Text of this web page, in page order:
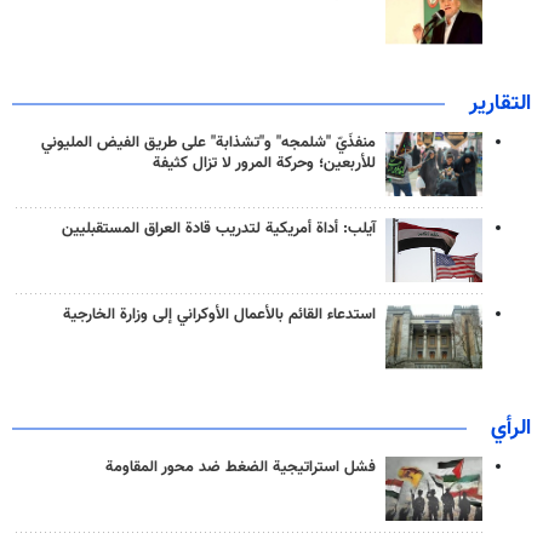
التقارير
منفذَيّ "شلمجه" و"تشذابة" على طريق الفيض المليوني
للأربعين؛ وحركة المرور لا تزال كثيفة
آيلب: أداة أمريكية لتدريب قادة العراق المستقبليين
استدعاء القائم بالأعمال الأوكراني إلى وزارة الخارجية
الرأي
فشل استراتيجية الضغط ضد محور المقاومة